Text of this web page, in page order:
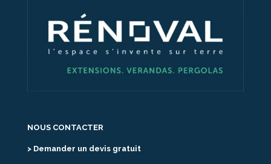
NOUS CONTACTER
> Demander un devis gratuit